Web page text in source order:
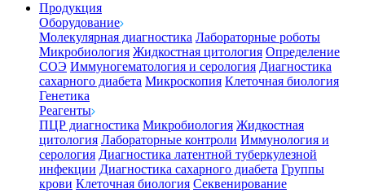
Продукция
Оборудование
Молекулярная диагностика Лабораторные роботы
Микробиология Жидкостная цитология Определение
СОЭ Иммуногематология и серология Диагностика
сахарного диабета Микроскопия Клеточная биология
Генетика
Реагенты
ПЦР диагностика Микробиология Жидкостная
цитология Лабораторные контроли Иммунология и
серология Диагностика латентной туберкулезной
инфекции Диагностика сахарного диабета Группы
крови Клеточная биология Секвенирование